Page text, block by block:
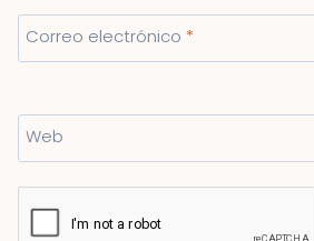
Correo electrónico *
Web